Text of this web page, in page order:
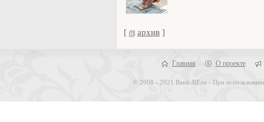
[ архив ]
Главная О проекте
© 2008 - 2021 Bank-RF.ru - При